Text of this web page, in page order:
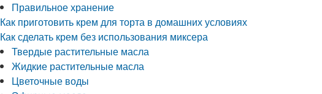
Правильное хранение
Как приготовить крем для торта в домашних условиях
Как сделать крем без использования миксера
Твердые растительные масла
Жидкие растительные масла
Цветочные воды